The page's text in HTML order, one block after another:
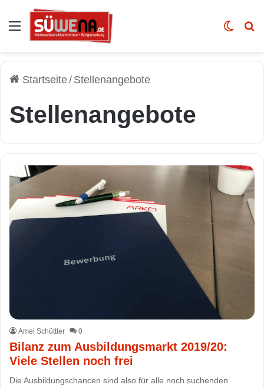
Auswahl Skin
Startseite/ Stellenangebote
Stellenangebote
Amei Schüttler 0
Bilanz zum Ausbildungsmarkt 2019/20:
Viele Stellen noch frei
Die Ausbildungschancen sind also für alle noch suchenden